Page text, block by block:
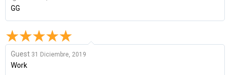
GG
Guest 31 Diciembre, 2019
Work